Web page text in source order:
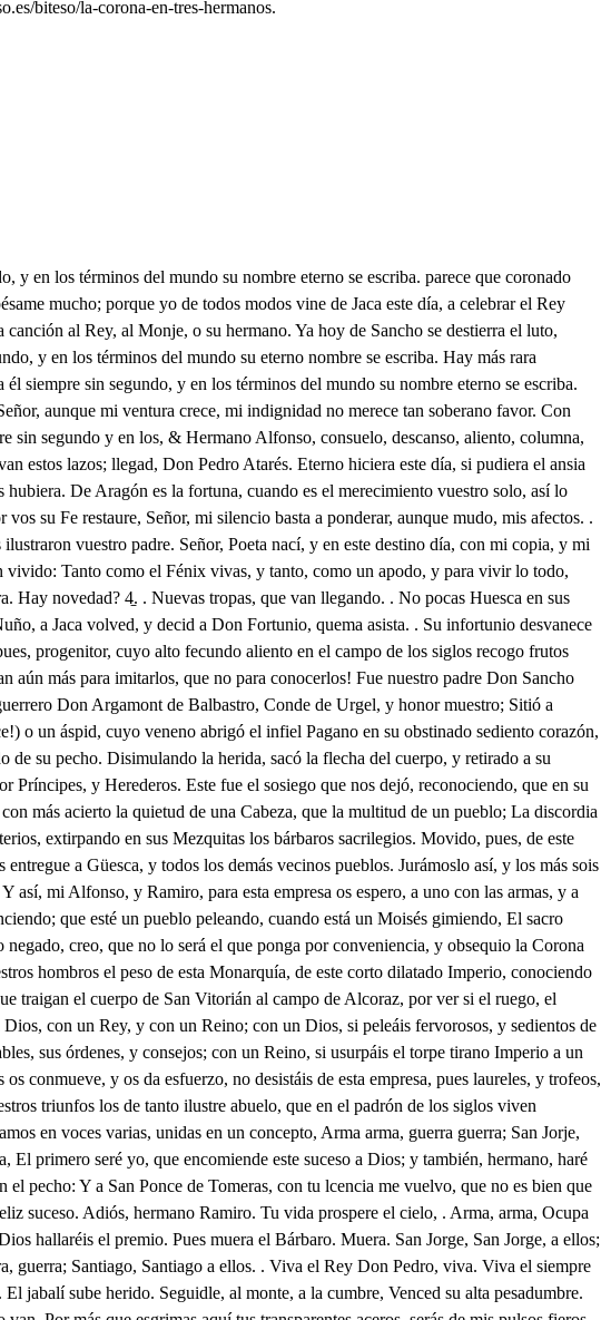
biteso/la-corona-en-tres-hermanos.
sus órdenes, y consejos; con un Reino, si usurpáis el torpe tirano Imperio a un infiel, que irreverente profana sagrados Templos. Y así guerra contra el Meros y pues Dios, el Rey, el celo de Católicos Soldados os conmueve, y os da esfuerzo, no desistáis de esta empresa, pues laureles, y trofeos, aún sin conseguirlos, pueden coronaros, porque es cierto que la gloria de intentarlos, lleva tras si el merecerlos. Ea, acuerden vuestros triunfos los de tanto ilustre abuelo, que en el padrón de los siglos viven justamente impresos. No el ocio sea la fatiga quien descanse con los premios, para que con reverentes. santos belicosos ecos digamos en voces varias, unidas en un concepto, Arma arma, guerra guerra; San Jorje, Santiago a ellos. Viva el Rey Pedro. Viva. Viva él siempre sin segundo, y en los términos del mundo su nombre eterno se escriba, El primero seré yo, que encomiende este suceso a Dios; y también, hermano, haré que en suspiros tiernos se lo ruegue mi Obispado de Pamplona, y Burgos, puesto que es el mayor sacrificio el que se enciende en el pecho: Y a San Ponce de Tomeras, con tu lcencia me vuelvo, que no es bien que un Religioso esté fuera tanto tiempo de su casa, y allí haré falta, y aquí servirte no puedo. Dios te guarde, hermano mío Y te dé feliz suceso. Adiós, hermano Ramiro. Tu vida prospere el cielo, . Arma, arma, Ocupa ya la vanguardia. Alfonso amigo. . Yo ofrezco morir srviéndote, antes que quebrar el juramento Lo mismo ofrecemos todos. En Dios hallaréis el premio. Pues muera el Bárbaro. Muera. San Jorge, San Jorge, a ellos; guerra contra Güesca. Guerra. No desmaye vuestro aliento, viva el Aragonés. Viva. Ea embistamos, diciendo: Arma arma, guerra, guerra; Santiago, Santiago a ellos. . Viva el Rey Don Pedro, viva. Viva el siempre sin segundo, y en los términos del mundo, su nombre eterno se escriba. Arma, arma, guerra, guerra, San Jorge, Santiago, a ellos. El jabalí sube herido. Seguidle, al monte, a la cumbre, Venced su alta pesadumbre. Todo va en sangre teñido, Al monte al monte, Don Juan lucha con él. Gran locura! Seguidme hacia la espesura. Hacia lo fragoso van. Por más que esgrimas aquí tus transparentes aceros, serás de mis pulsos fieros. Ay infelice de mí! Con el jabalí ha rodado. Al valle. Ay hijo querido! Qué importa que haya caído; si aún ahora no he desmayado? Entre mis robustos brazos. el aliento has de dejar, porque si has de respirar, has de deshacer mis lazos. Hacia aquí cayó, lleguemos. Ni aún mis voces llegarán. Aquí esta; pero Don Juan! ya se aumentan mis extremos! mas como en rigor tan fiero lidio antes con mi dolor, sin castigar el furor de este horrible monstruo, fiero? Oh quien con versos astutos venciera tanta porfía pero esto de la poesía no es plato para los brutos. Libre estás. Y agradecido, pues a tus plantas confieso deudora a mi vida. . En mí eso de obligación ha nacido; no sé qué influjo secreto a mirar por ti me mueve? Yo sí. Nuño, más me debe la confusión mi respeto; que luego hubiera de ser quien me viniese a librar! Que luego hubiese de hallar motivo de enmudecer Mas puede ser que algún día. Mas puede mi cruel dolor, Os pague tanto favor. Dar más luz a la alma mía. Mas como en lid que me abraso me acuerdo de ser mujer? . dónde será? Aquí ha de ser, bajad todos a buen paso. Mi padre me ha respondido, para confundirme más. Juan hijo; cómo estás? Señor, muy favorecido, pues de ese bruto feroz don Nuño libró mi vida, y por ser más mi homicida, el aire selló su voz. No te entiendo, Yo tampoco, a Don Nuño lo agradece. Es mi sobrino, y merece por esta acción. Estoy loco que puedo merecer yo, cuando obligado me hallé con su riesgo? . Buena fe, si agradecimiento no, dad a Don Nuño los brazos. Eso si haré, y no te asombre. que hermosa presencia de hombre Teme no